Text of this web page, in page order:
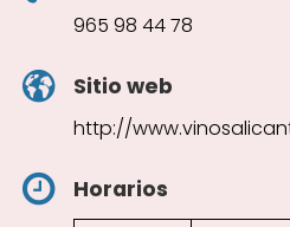
965 98 44 78
Sitio web
http://
Horarios